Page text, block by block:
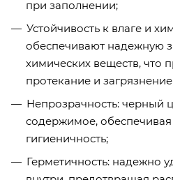
при заполнении;
Устойчивость к влаге и
обеспечивают надежную
химических веществ, что
протекание и
Непрозрачность: черный
содержимое, обеспечивая
гигиеничность;
Герметичность: надежно